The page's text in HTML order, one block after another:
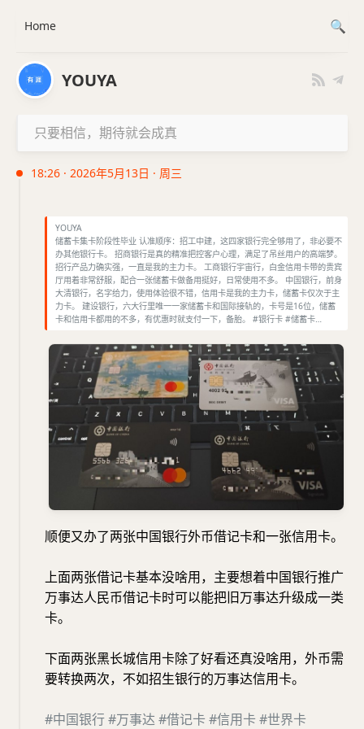
YOUYA
只要相信，期待就会成真
18:26 · 2026年5月13日 · 周三
YOUYA
储蓄卡集卡阶段性毕业 认准顺序：招工中建，这四家银行完全够用了，非必要不
办其他银行卡。 招商银行是真的精准把控客户心理，满足了吊丝用户的高端梦。
招行产品力确实强，一直是我的主力卡。 工商银行宇宙行，白金信用卡带的贵宾
厅用着非常舒服，配合一张储蓄卡做备用挺好，日常使用不多。 中国银行，前身
大清银行，名字给力，使用体验很不错，信用卡是我的主力卡，储蓄卡仅次于主
力卡。 建设银行，六大行里唯一一家储蓄卡和国际接轨的，卡号是16位，储蓄
卡和信用卡都用的不多，有优惠时就支付一下，备胎。 #银行卡 #储蓄卡…
顺便又办了两张中国银行外币借记卡和一张信用卡。
上面两张借记卡基本没啥用，主要想着中国银行推广
万事达人民币借记卡时可以能把旧万事达升级成一类
卡。
下面两张黑长城信用卡除了好看还真没啥用，外币需
要转换两次，不如招生银行的万事达信用卡。
#中国银行#万事达 #借记卡 #信用卡 #世界卡
Home